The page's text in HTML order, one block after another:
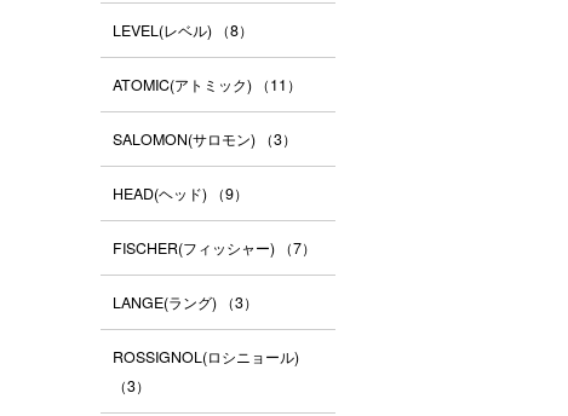
LEVEL(レベル) （8）
ATOMIC(アトミック) （11）
SALOMON(サロモン) （3）
HEAD(ヘッド) （9）
FISCHER(フィッシャー) （7）
LANGE(ラング) （3）
ROSSIGNOL(ロシニョール)
（3）